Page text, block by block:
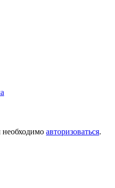
необходимо авторизоваться.